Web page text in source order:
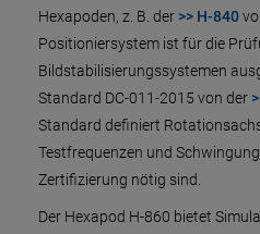
Hexapoden, z. B. der >> H-840
Positioniersystem ist für die
Bildstabilisierungssystemen
Standard DC-011-2015 von der
Standard definiert
Testfrequenzen und
Zertifizierung nötig sind.
Der Hexapod H-860 bietet